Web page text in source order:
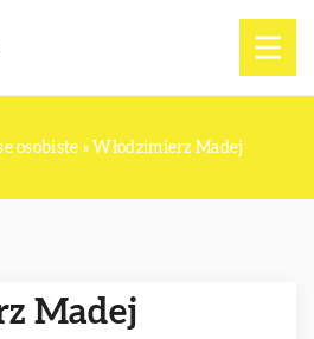
osobiste » Włodzimierz Madej
Madej